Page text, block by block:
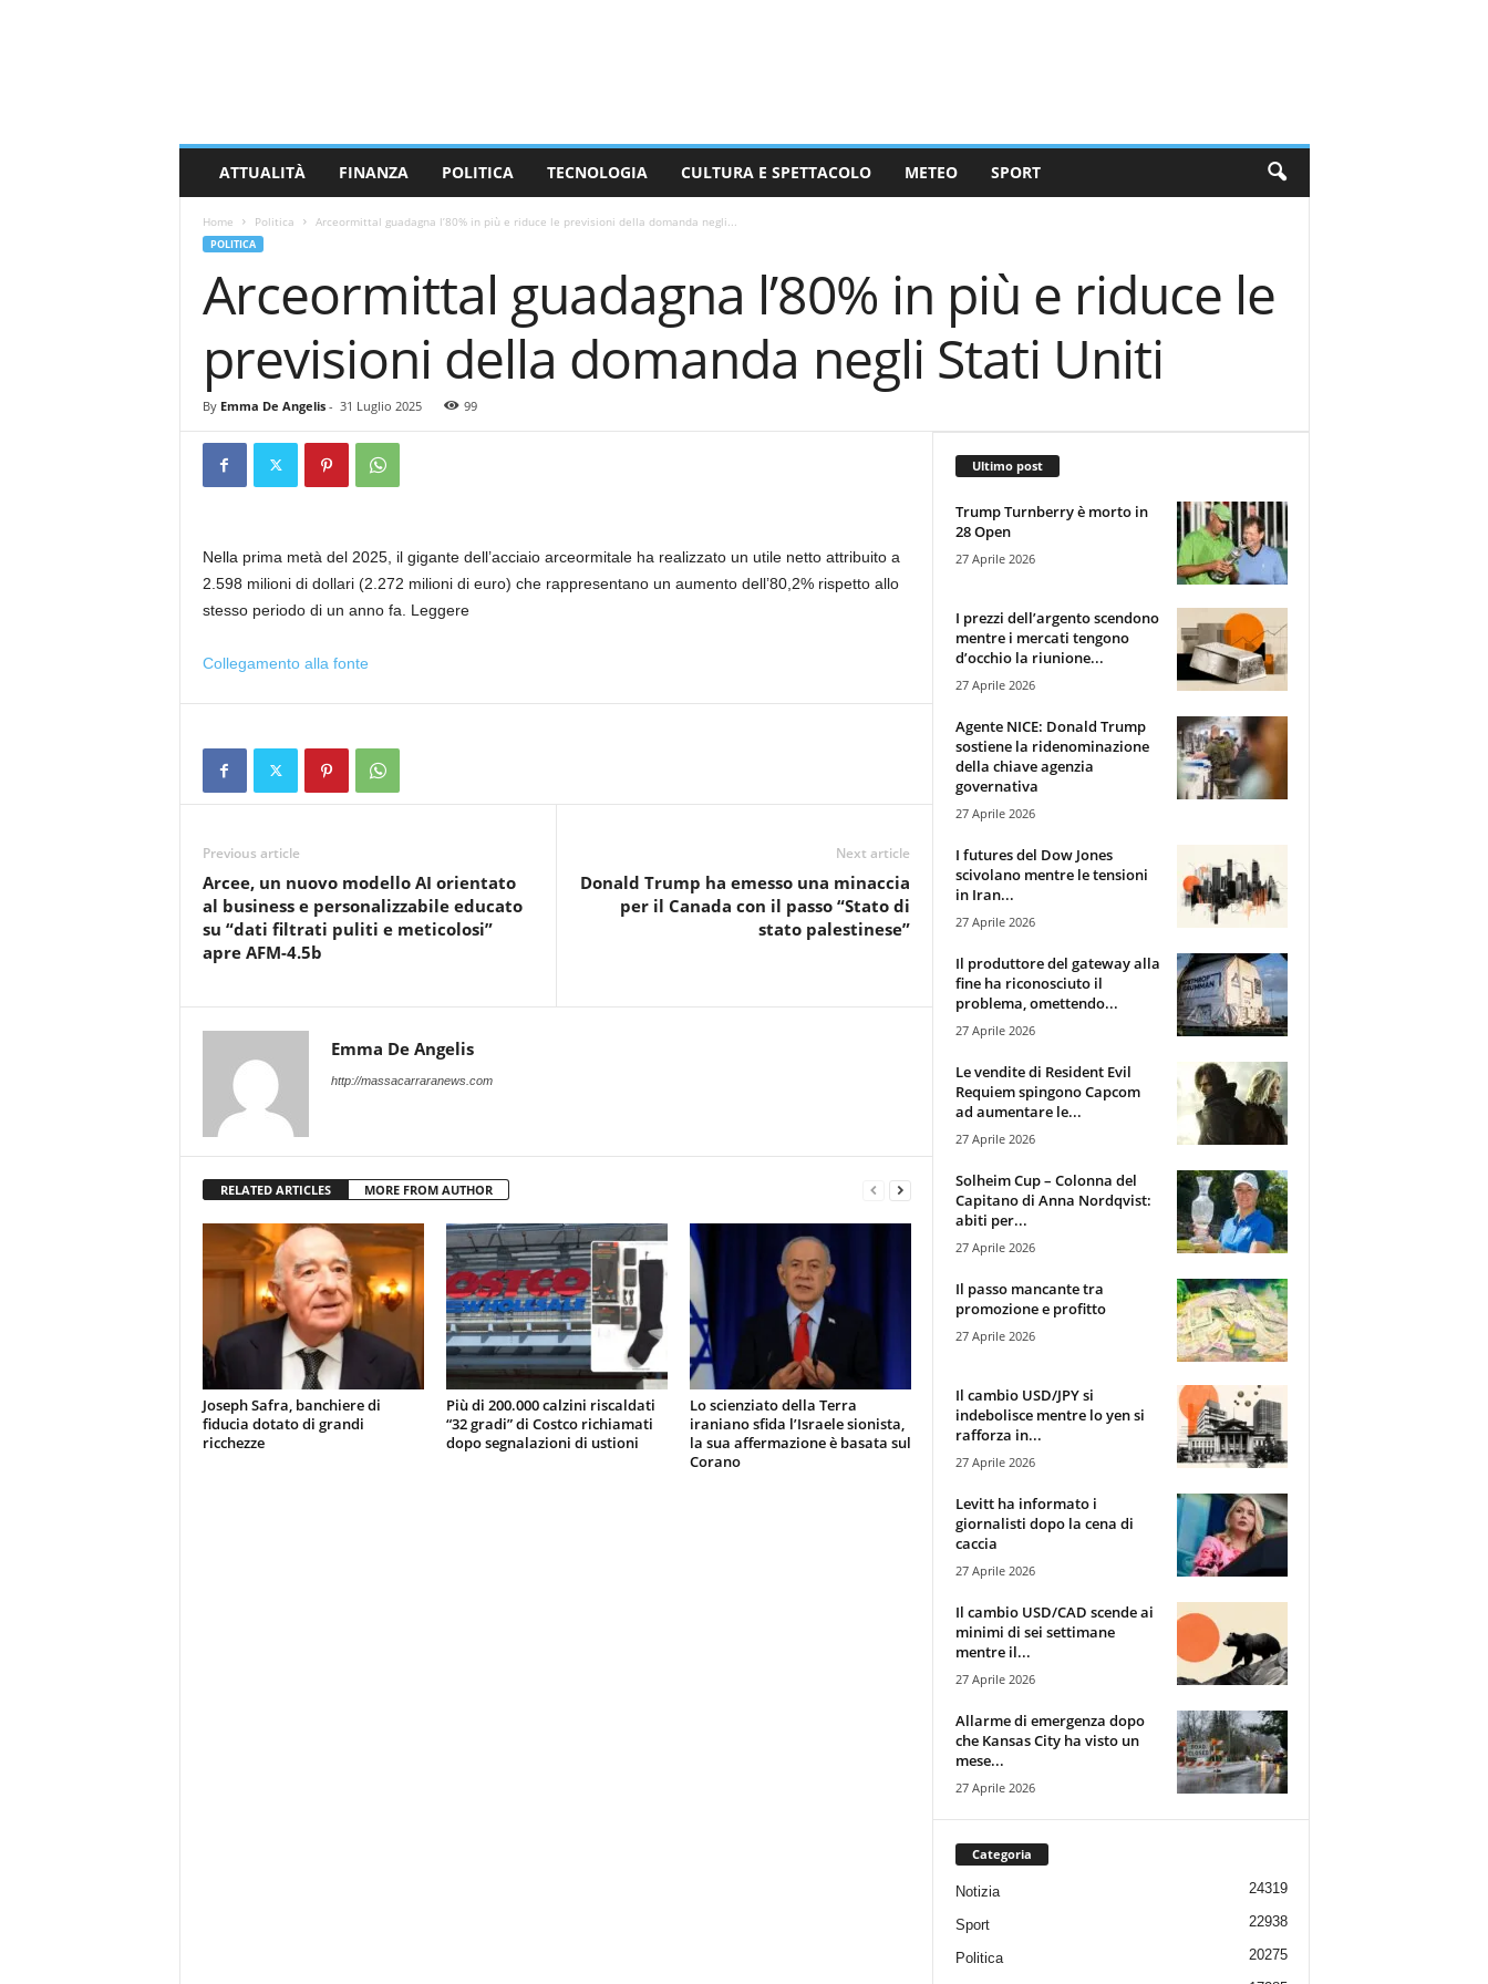
ATTUALITÀ FINANZA POLITICA TECNOLOGIA CULTURA E SPETTACOLO METEO SPORT
Home Politica Arceormittal guadagna l’80% in più e riduce le previsioni della domanda negli...
POLITICA
Arceormittal guadagna l’80% in più e riduce le
previsioni della domanda negli Stati Uniti
By Emma De Angelis- 31 Luglio 2025 99
Nella prima metà del 2025, il gigante dell’acciaio arceormitale ha realizzato un utile netto attribuito a
2.598 milioni di dollari (2.272 milioni di euro) che rappresentano un aumento dell’80,2% rispetto allo
stesso periodo di un anno fa. Leggere
Collegamento alla fonte
Previous article
Arcee, un nuovo modello AI orientato
al business e personalizzabile educato
su “dati filtrati puliti e meticolosi”
apre AFM-4.5b
Next article
Donald Trump ha emesso una minaccia
per il Canada con il passo “Stato di
stato palestinese”
Emma De Angelis
http://massacarraranews.com
RELATED ARTICLES MORE FROM AUTHOR
Joseph Safra, banchiere di
fiducia dotato di grandi
ricchezze
Più di 200.000 calzini riscaldati
“32 gradi” di Costco richiamati
dopo segnalazioni di ustioni
Lo scienziato della Terra
iraniano sfida l’Israele sionista,
la sua affermazione è basata sul
Corano
Ultimo post
Trump Turnberry è morto in
28 Open
27 Aprile 2026
I prezzi dell’argento scendono
mentre i mercati tengono
d’occhio la riunione...
27 Aprile 2026
Agente NICE: Donald Trump
sostiene la ridenominazione
della chiave agenzia
governativa
27 Aprile 2026
I futures del Dow Jones
scivolano mentre le tensioni
in Iran...
27 Aprile 2026
Il produttore del gateway alla
fine ha riconosciuto il
problema, omettendo...
27 Aprile 2026
Le vendite di Resident Evil
Requiem spingono Capcom
ad aumentare le...
27 Aprile 2026
Solheim Cup – Colonna del
Capitano di Anna Nordqvist:
abiti per...
27 Aprile 2026
Il passo mancante tra
promozione e profitto
27 Aprile 2026
Il cambio USD/JPY si
indebolisce mentre lo yen si
rafforza in...
27 Aprile 2026
Levitt ha informato i
giornalisti dopo la cena di
caccia
27 Aprile 2026
Il cambio USD/CAD scende ai
minimi di sei settimane
mentre il...
27 Aprile 2026
Allarme di emergenza dopo
che Kansas City ha visto un
mese...
27 Aprile 2026
Categoria
Notizia 24319
Sport 22938
Politica 20275